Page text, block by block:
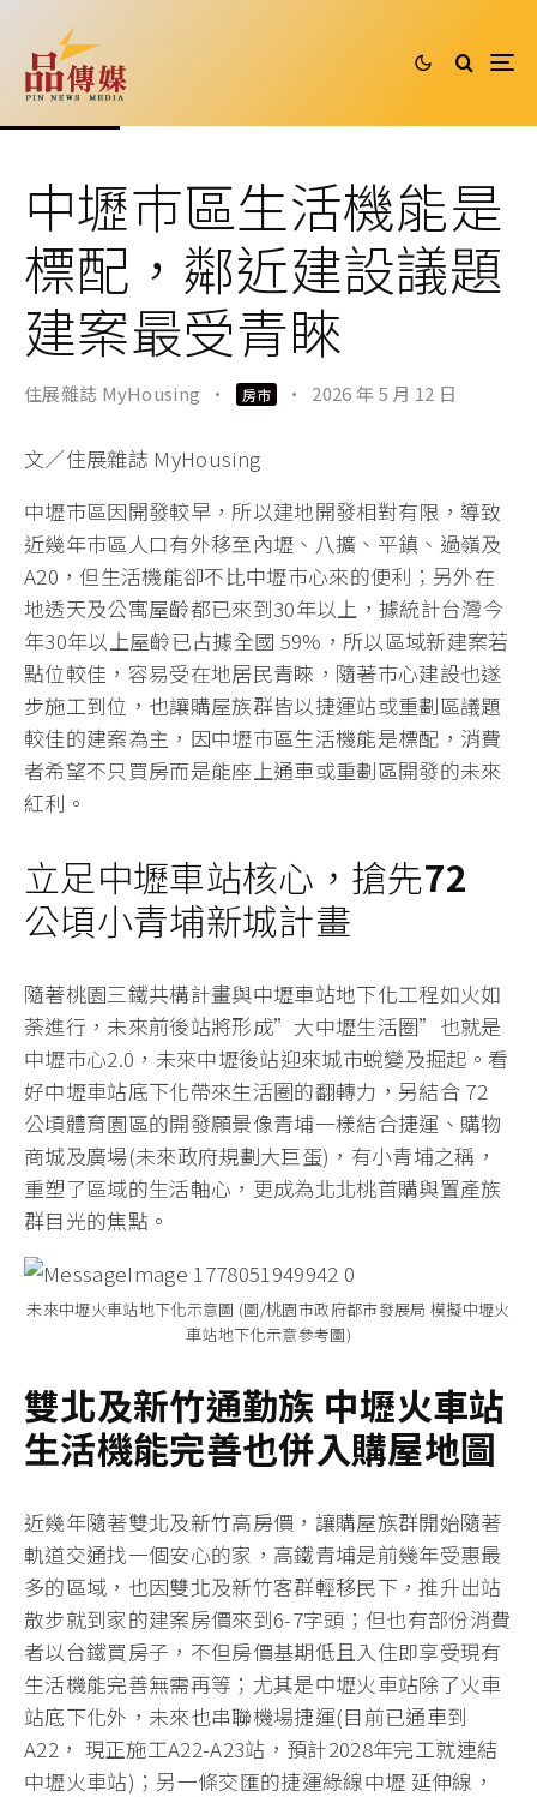
中壢巿區生活機能是
標配，鄰近建設議題
建案最受青睞
住展雜誌 MyHousing · 房市 · 2026 年 5 月 12 日
文／住展雜誌 MyHousing
中壢巿區因開發較早，所以建地開發相對有限，導致
近幾年巿區人口有外移至內壢、八擴、平鎮、過嶺及
A20，但生活機能卻不比中壢巿心來的便利；另外在
地透天及公寓屋齡都已來到30年以上，據統計台灣今
年30年以上屋齡已占據全國 59%，所以區域新建案若
點位較佳，容易受在地居民青睞，隨著巿心建設也遂
步施工到位，也讓購屋族群皆以捷運站或重劃區議題
較佳的建案為主，因中壢巿區生活機能是標配，消費
者希望不只買房而是能座上通車或重劃區開發的未來
紅利。
立足中壢車站核心，搶先72
公頃小青埔新城計畫
隨著桃園三鐵共構計畫與中壢車站地下化工程如火如
荼進行，未來前後站將形成”大中壢生活圈”也就是
中壢巿心2.0，未來中壢後站迎來城市蛻變及掘起。看
好中壢車站底下化帶來生活圈的翻轉力，另結合 72
公頃體育園區的開發願景像青埔一樣結合捷運、購物
商城及廣場(未來政府規劃大巨蛋)，有小青埔之稱，
重塑了區域的生活軸心，更成為北北桃首購與置產族
群目光的焦點。
未來中壢火車站地下化示意圖 (圖/桃園市政府都市發展局 模擬中壢火
車站地下化示意參考圖)
雙北及新竹通勤族 中壢火車站
生活機能完善也併入購屋地圖
近幾年隨著雙北及新竹高房價，讓購屋族群開始隨著
軌道交通找一個安心的家，高鐵青埔是前幾年受惠最
多的區域，也因雙北及新竹客群輕移民下，推升出站
散步就到家的建案房價來到6-7字頭；但也有部份消費
者以台鐵買房子，不但房價基期低且入住即享受現有
生活機能完善無需再等；尤其是中壢火車站除了火車
站底下化外，未來也串聯機場捷運(目前已通車到
A22， 現正施工A22-A23站，預計2028年完工就連結
中壢火車站)；另一條交匯的捷運綠線中壢 延伸線，